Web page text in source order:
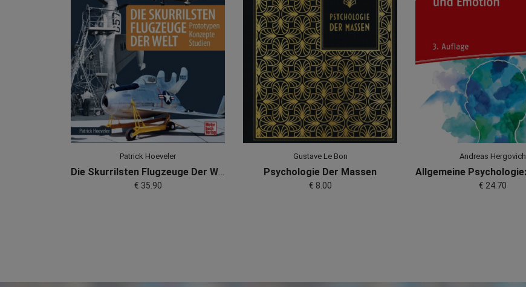
Patrick Hoeveler
Die Skurrilsten Flugzeuge Der Welt
€ 35.90
Gustave Le Bon
Psychologie Der Massen
€ 8.00
Andreas Hergovich
€ 24.70